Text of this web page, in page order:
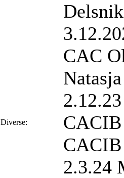
Diverse:
CAC
CACIB
2.3.24